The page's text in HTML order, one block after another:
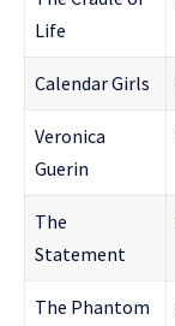
Life
Calendar Girls
Veronica
Guerin
The
Statement
The Phantom